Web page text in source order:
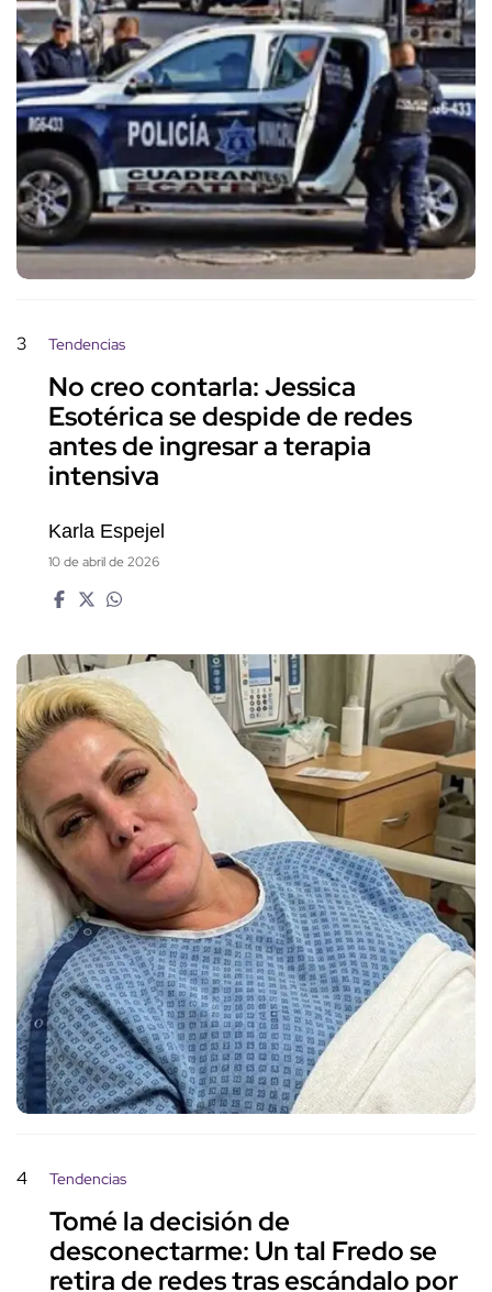
3 Tendencias
No creo contarla: Jessica
Esotérica se despide de redes
antes de ingresar a terapia
intensiva
Karla Espejel
10 de abril de 2026
4 Tendencias
Tomé la decisión de
desconectarme: Un tal Fredo se
retira de redes tras escándalo por